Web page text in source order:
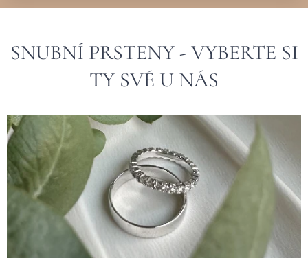
SNUBNÍ PRSTENY - VYBERTE SI
TY SVÉ U NÁS